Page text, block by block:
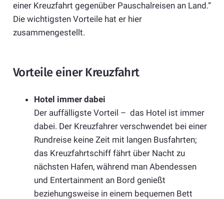
einer Kreuzfahrt gegenüber Pauschalreisen an Land.“
Die wichtigsten Vorteile hat er hier
zusammengestellt.
Vorteile einer Kreuzfahrt
Hotel immer dabei
Der auffälligste Vorteil – das Hotel ist immer
dabei. Der Kreuzfahrer verschwendet bei einer
Rundreise keine Zeit mit langen Busfahrten;
das Kreuzfahrtschiff fährt über Nacht zu
nächsten Hafen, während man Abendessen
und Entertainment an Bord genießt
beziehungsweise in einem bequemen Bett